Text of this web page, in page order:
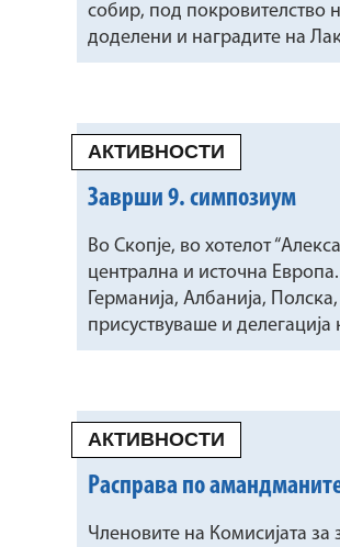
собир, под покровителство
доделени и наградите на
АКТИВНОСТИ
Заврши 9. симпозиум
Во Скопје, во хотелот
централна и источна
Германија, Албанија,
присуствуваше и делегација
АКТИВНОСТИ
Расправа по
Членовите на Комисијата